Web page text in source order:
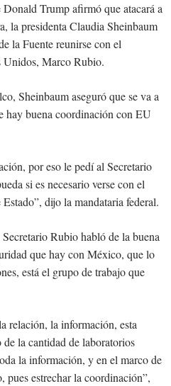
Trump afirmó que atacará a
la presidenta Claudia Sheinbaum
la Fuente reunirse con el
Unidos, Marco Rubio.
Sheinbaum aseguró que se va a
hay buena coordinación con EU
por eso le pedí al Secretario
si es necesario verse con el
dijo la mandataria federal.
Rubio habló de la buena
que hay con México, que lo
está el grupo de trabajo que
relación, la información, esta
la cantidad de laboratorios
la información, y en el marco de
pues estrechar la coordinación”,